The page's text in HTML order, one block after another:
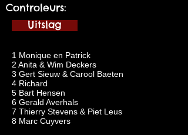
Controleurs:
Uitslag
1 Monique en Patrick
2 Anita & Wim Deckers
3 Gert Sieuw & Carool Baeten
4 Richard
5 Bart Hensen
6 Gerald Averhals
7 Thierry Stevens & Piet Leus
8 Marc Cuyvers